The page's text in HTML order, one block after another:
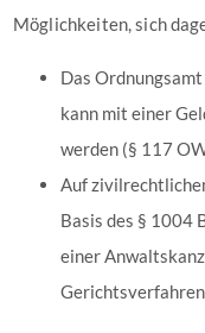
Möglichkeiten, sich
Das
kann mit einer
werden (§ 117
Auf
Basis des § 1004
einer